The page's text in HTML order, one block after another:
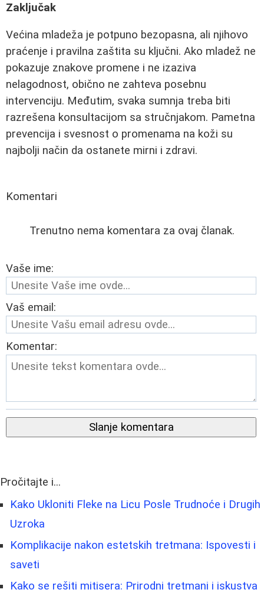
Zaključak
Većina mladeža je potpuno bezopasna, ali njihovo
praćenje i pravilna zaštita su ključni. Ako mladež ne
pokazuje znakove promene i ne izaziva
nelagodnost, obično ne zahteva posebnu
intervenciju. Međutim, svaka sumnja treba biti
razrešena konsultacijom sa stručnjakom. Pametna
prevencija i svesnost o promenama na koži su
najbolji način da ostanete mirni i zdravi.
Komentari
Trenutno nema komentara za ovaj članak.
Vaše ime:
Vaš email:
Komentar:
Slanje komentara
Pročitajte i...
Kako Ukloniti Fleke na Licu Posle Trudnoće i Drugih
Uzroka
Komplikacije nakon estetskih tretmana: Ispovesti i
saveti
Kako se rešiti mitisera: Prirodni tretmani i iskustva